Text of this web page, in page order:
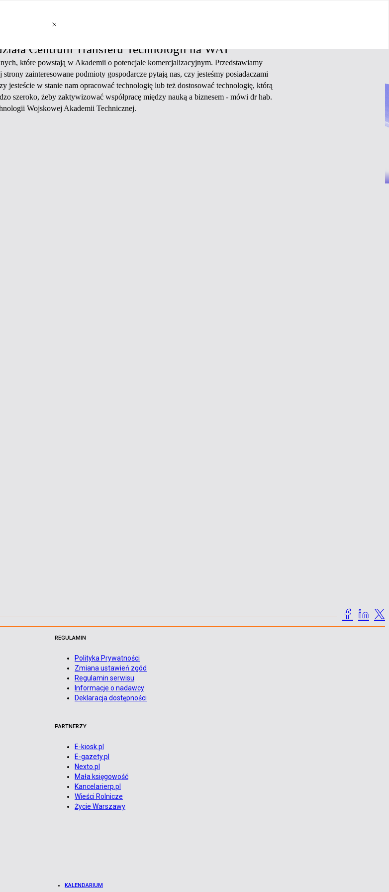
Centrum Transferu Technologii na WAT
które powstają w Akademii o potencjale komercjalizacyjnym. Przedstawiamy
zainteresowane podmioty gospodarcze pytają nas, czy jesteśmy posiadaczami
jesteście w stanie nam opracować technologię lub też dostosować technologię, którą
szeroko, żeby zaktywizować współpracę między nauką a biznesem - mówi dr hab.
Wojskowej Akademii Technicznej.
REGULAMIN
Polityka Prywatności
Zmiana ustawień zgód
Regulamin serwisu
Informacje o nadawcy
Deklaracja dostępności
PARTNERZY
E-kiosk.pl
E-gazety.pl
Nexto.pl
Mała księgowość
Kancelarierp.pl
Wieści Rolnicze
Życie Warszawy
KALENDARIUM